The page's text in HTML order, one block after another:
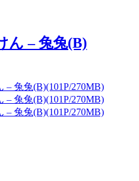
ん – 兔兔(B)